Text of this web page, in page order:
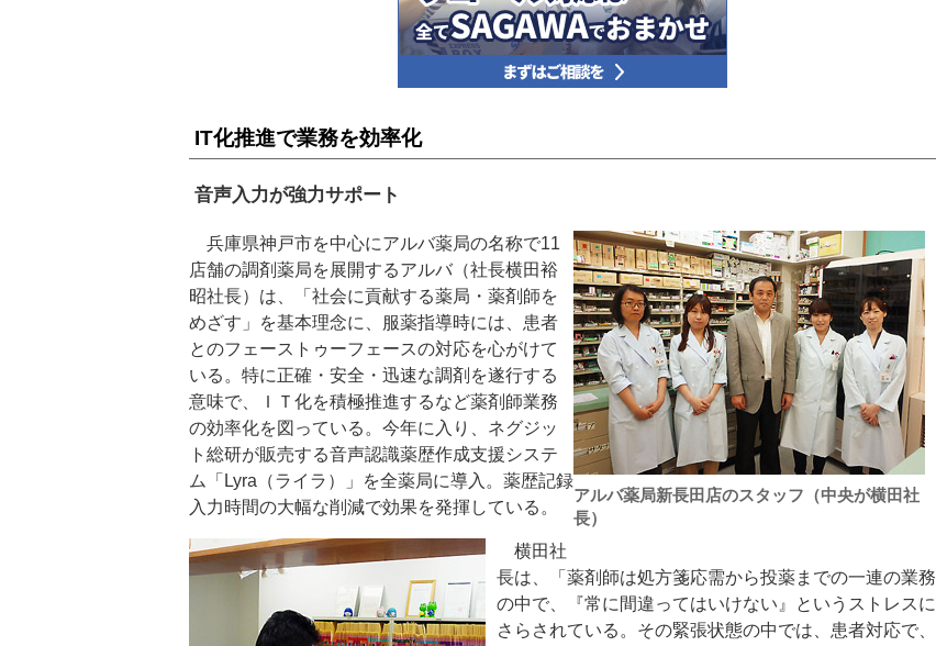
IT化推進で業務を効率化
音声入力が強力サポート
アルバ薬局新長田店のスタッフ（中央が横田社
長）
兵庫県神戸市を中心にアルバ薬局の名称で11
店舗の調剤薬局を展開するアルバ（社長横田裕
昭社長）は、「社会に貢献する薬局・薬剤師を
めざす」を基本理念に、服薬指導時には、患者
とのフェーストゥーフェースの対応を心がけて
いる。特に正確・安全・迅速な調剤を遂行する
意味で、ＩＴ化を積極推進するなど薬剤師業務
の効率化を図っている。今年に入り、ネグジッ
ト総研が販売する音声認識薬歴作成支援システ
ム「Lyra（ライラ）」を全薬局に導入。薬歴記録
入力時間の大幅な削減で効果を発揮している。
横田社
長は、「薬剤師は処方箋応需から投薬までの一連の業務
の中で、『常に間違ってはいけない』というストレスに
さらされている。その緊張状態の中では、患者対応で、